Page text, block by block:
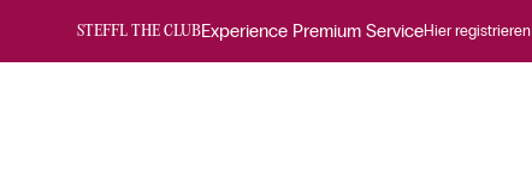
STEFFL THE CLUBExperience Premium ServiceHier registrieren